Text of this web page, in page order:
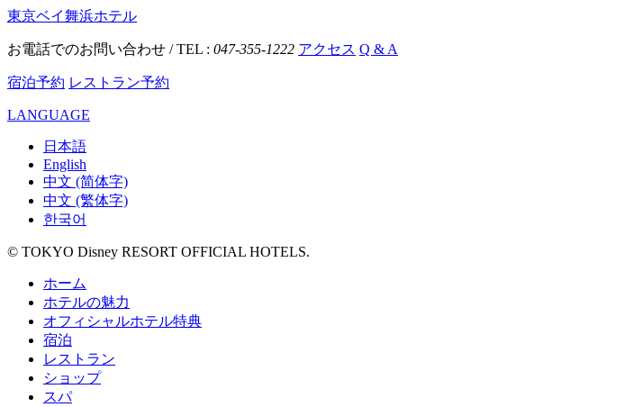
東京ベイ舞浜ホテル
お電話でのお問い合わせ / TEL : 047-355-1222 アクセス Q & A
宿泊予約 レストラン予約
LANGUAGE
日本語
English
中文 (简体字)
中文 (繁体字)
한국어
© TOKYO Disney RESORT OFFICIAL HOTELS.
ホーム
ホテルの魅力
オフィシャルホテル特典
宿泊
レストラン
ショップ
スパ